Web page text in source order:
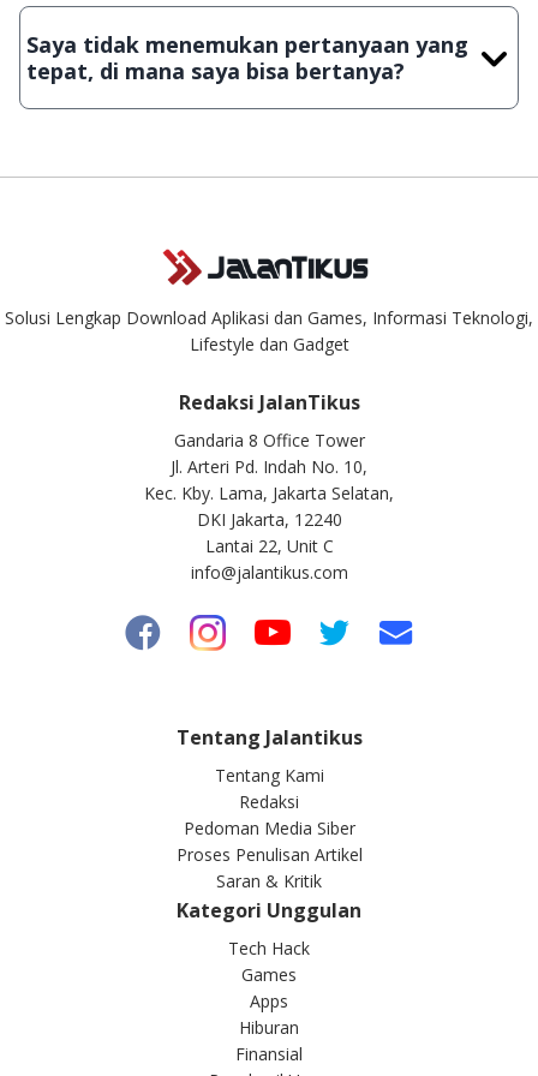
download secara manual, sehingga kuota sebesar ribuan
aplikasi & games tidak dapat tercapai dalam waktu yang
singkat.
Saya tidak menemukan pertanyaan yang
tepat, di mana saya bisa bertanya?
Kami dengan senang hati menjawab setiap pertanyaan yang
Solusi Lengkap Download Aplikasi dan Games, Informasi Teknologi,
Lifestyle dan Gadget
Redaksi JalanTikus
Gandaria 8 Office Tower
Jl. Arteri Pd. Indah No. 10,
Kec. Kby. Lama, Jakarta Selatan,
DKI Jakarta, 12240
Lantai 22, Unit C
info@jalantikus.com
Tentang Jalantikus
Tentang Kami
Redaksi
Pedoman Media Siber
Proses Penulisan Artikel
Saran & Kritik
Kategori Unggulan
Tech Hack
Games
Apps
Hiburan
Finansial